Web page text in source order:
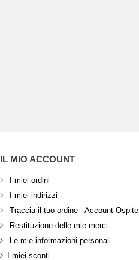
IL MIO ACCOUNT
I miei ordini
I miei indirizzi
Traccia il tuo ordine - Account Ospite
Restituzione delle mie merci
Le mie informazioni personali
I miei sconti